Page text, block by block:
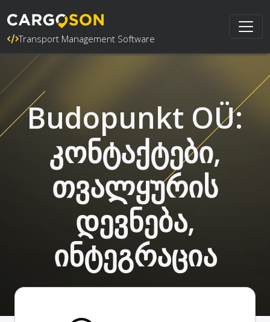
Transport Management Software
Budopunkt OÜ:
კონტაქტები,
თვალყურის
დევნება,
ინტეგრაცია